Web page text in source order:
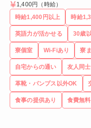
1,400円 （時給）
時給1,400円以上
時給
英語力が活かせる 30歳
寮個室 Wi-Fiあり 寮
自宅からの通い 友人同
革靴・パンプス以外OK
食事の提供あり 食費無料